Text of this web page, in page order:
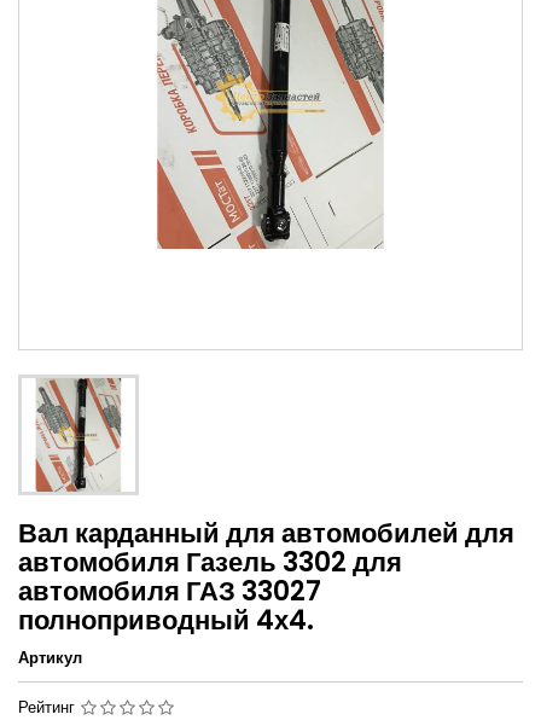
Вал карданный для автомобилей для
автомобиля Газель 3302 для
автомобиля ГАЗ 33027
полноприводный 4х4.
Артикул
Рейтинг